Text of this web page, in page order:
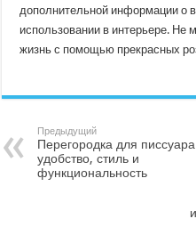
дополнительной информации о
использовании в интерьере. Не
жизнь с помощью прекрасных
Предыдущий
Перегородка для
удобство, стиль и
функциональность